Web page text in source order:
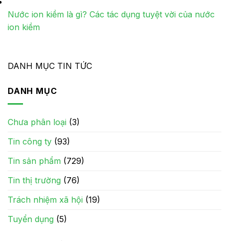
Nước ion kiềm là gì? Các tác dụng tuyệt vời của nước
ion kiềm
DANH MỤC TIN TỨC
DANH MỤC
Chưa phân loại (3)
Tin công ty (93)
Tin sản phẩm (729)
Tin thị trường (76)
Trách nhiệm xã hội (19)
Tuyển dụng (5)